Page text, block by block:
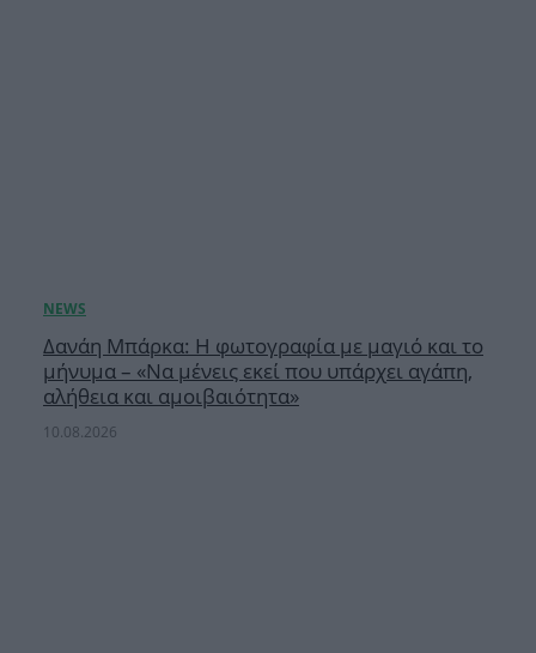
Δανάη Μπάρκα: Η φωτογραφία με μαγιό και το
μήνυμα – «Να μένεις εκεί που υπάρχει αγάπη,
αλήθεια και αμοιβαιότητα»
10.08.2026